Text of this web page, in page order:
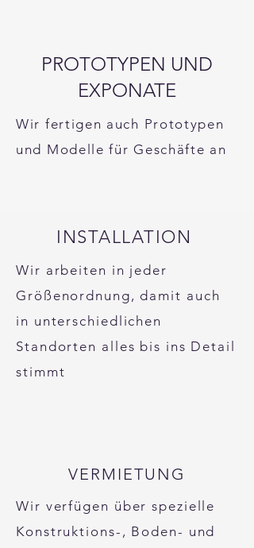
PROTOTYPEN UND
EXPONATE
Wir fertigen auch Prototypen
und Modelle für Geschäfte an
INSTALLATION
Wir arbeiten in jeder
Größenordnung, damit auch
in unterschiedlichen
Standorten alles bis ins Detail
stimmt
VERMIETUNG
Wir verfügen über spezielle
Konstruktions-, Boden- und